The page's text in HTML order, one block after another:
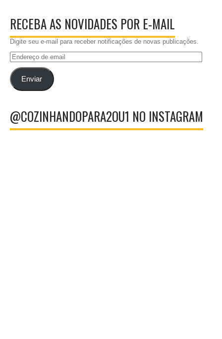
RECEBA AS NOVIDADES POR E-MAIL
Digite seu e-mail para receber notificações de novas publicações.
Endereço
emailEnviar
@COZINHANDOPARA2OU1 NO INSTAGRAM